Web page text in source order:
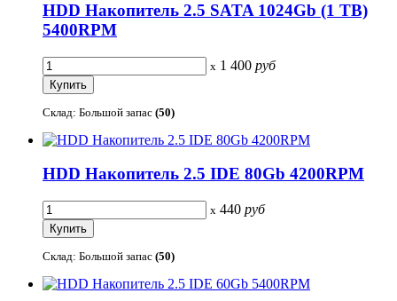
HDD Накопитель 2.5 SATA 1024Gb (1 TB)
5400RPM
x 1 400 руб
Склад: Большой запас (50)
HDD Накопитель 2.5 IDE 80Gb 4200RPM
x 440 руб
Склад: Большой запас (50)